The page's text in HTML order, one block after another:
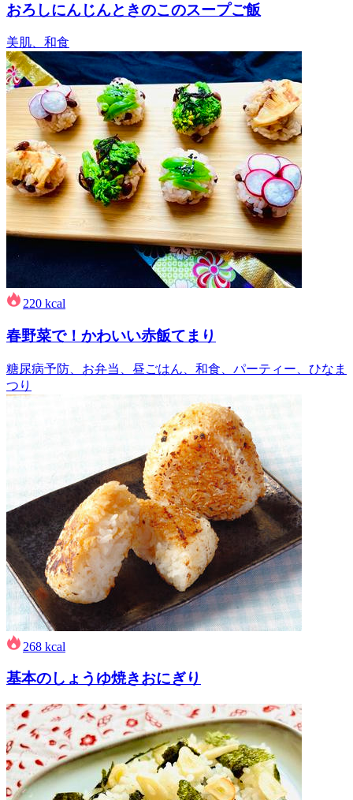
おろしにんじんときのこのスープご飯
美肌、和食
220 kcal
春野菜で！かわいい赤飯てまり
糖尿病予防、お弁当、昼ごはん、和食、パーティー、ひなま
つり
268 kcal
基本のしょうゆ焼きおにぎり